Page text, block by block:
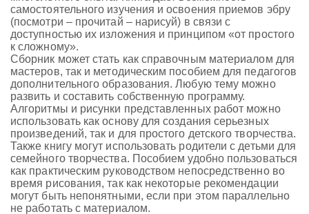
самостоятельного изучения и освоения приемов эбру
(посмотри – прочитай – нарисуй) в связи с
доступностью их изложения и принципом «от простого
к сложному».
Сборник может стать как справочным материалом для
мастеров, так и методическим пособием для педагогов
дополнительного образования. Любую тему можно
развить и составить собственную программу.
Алгоритмы и рисунки представленных работ можно
использовать как основу для создания серьезных
произведений, так и для простого детского творчества.
Также книгу могут использовать родители с детьми для
семейного творчества. Пособием удобно пользоваться
как практическим руководством непосредственно во
время рисования, так как некоторые рекомендации
могут быть непонятными, если при этом параллельно
не работать с материалом.